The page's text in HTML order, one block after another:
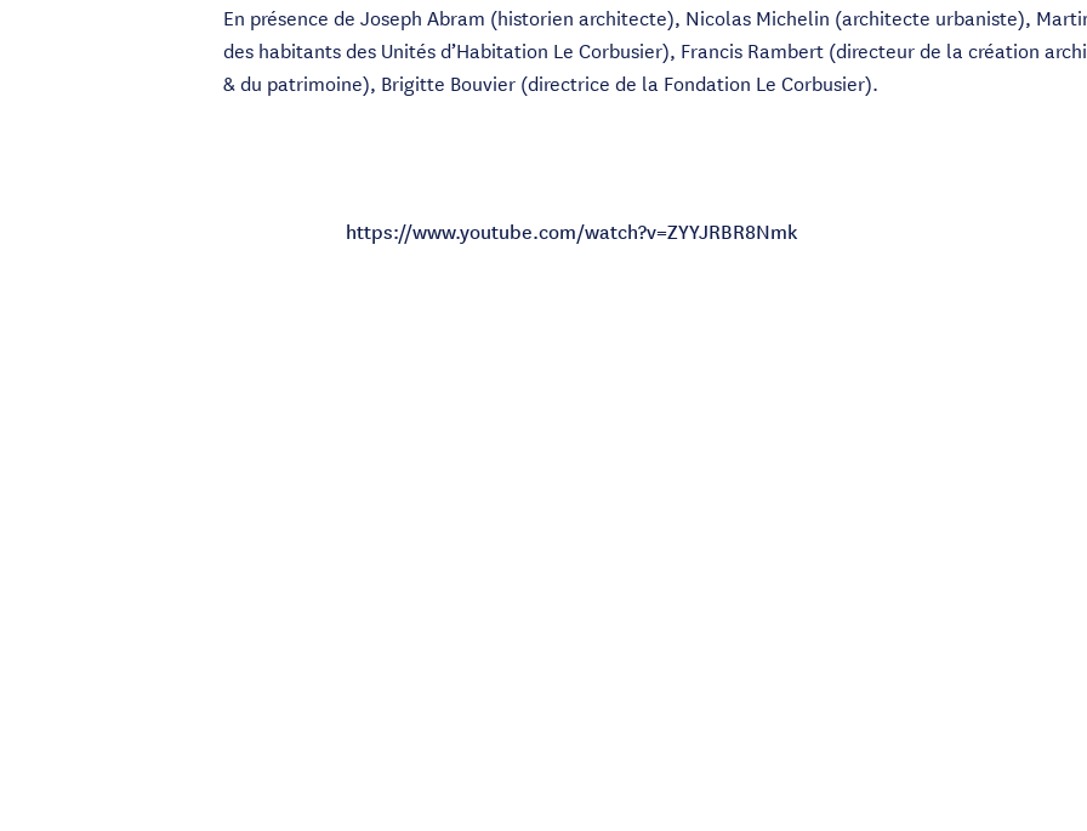
En présence de Joseph Abram (historien architecte), Nicolas Michelin (architecte urbaniste),
des habitants des Unités d’Habitation Le Corbusier), Francis Rambert (directeur de la création
& du patrimoine), Brigitte Bouvier (directrice de la Fondation Le Corbusier).
https://www.youtube.com/watch?v=ZYYJRBR8Nmk